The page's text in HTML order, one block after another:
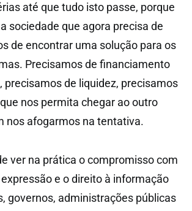
até que tudo isto passe, porque
sociedade que agora precisa de
de encontrar uma solução para os
Precisamos de financiamento
precisamos de liquidez, precisamos
nos permita chegar ao outro
nos afogarmos na tentativa.
ver na prática o compromisso com
e o direito à informação
governos, administrações públicas